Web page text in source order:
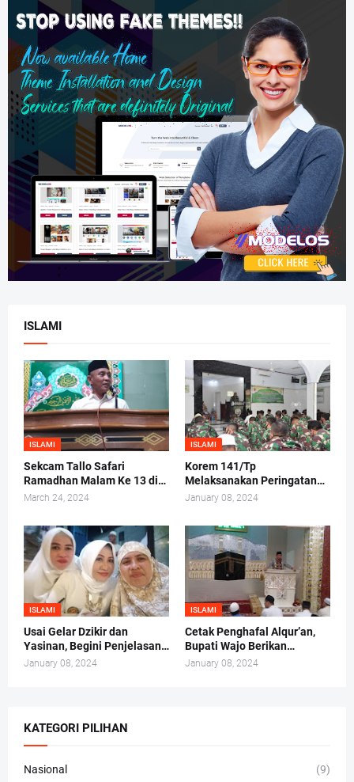
ISLAMI
ISLAMI
Sekcam Tallo Safari
Ramadhan Malam Ke 13 di
Mesjid Darul Ma'arif,
March 24, 2024
ISLAMI
Korem 141/Tp
Melaksanakan Peringatan
Maulid Nabi Muhammad
January 08, 2024
ISLAMI
Usai Gelar Dzikir dan
Yasinan, Begini Penjelasan
Andi Irma Mappanyukki
January 08, 2024
ISLAMI
Cetak Penghafal Alqur’an,
Bupati Wajo Berikan
Bantuan Buku At-Taisir
January 08, 2024
KATEGORI PILIHAN
Nasional (9)